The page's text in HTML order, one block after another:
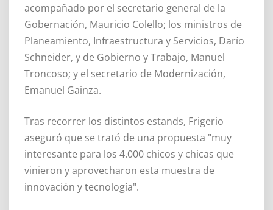
acompañado por el secretario general de la
Gobernación, Mauricio Colello; los ministros de
Planeamiento, Infraestructura y Servicios, Darío
Schneider, y de Gobierno y Trabajo, Manuel
Troncoso; y el secretario de Modernización,
Emanuel Gainza.
Tras recorrer los distintos estands, Frigerio
aseguró que se trató de una propuesta "muy
interesante para los 4.000 chicos y chicas que
vinieron y aprovecharon esta muestra de
innovación y tecnología".